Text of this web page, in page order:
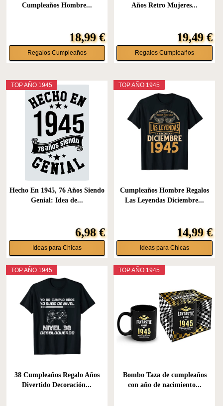
Cumpleaños Hombre...
18,99 €
Regalos Cumpleaños
Años Retro Mujeres...
19,49 €
Regalos Cumpleaños
TOP AÑO 1945
Hecho En 1945, 76 Años Siendo
Genial: Idea de...
6,98 €
Ideas para Chicas
TOP AÑO 1945
Cumpleaños Hombre Regalos
Las Leyendas Diciembre...
14,99 €
Ideas para Chicas
TOP AÑO 1945
38 Cumpleaños Regalo Años
Divertido Decoración...
TOP AÑO 1945
Bombo Taza de cumpleaños
con año de nacimiento...